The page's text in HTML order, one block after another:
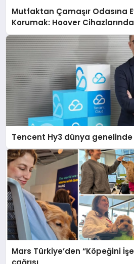
Mutfaktan Çamaşır Odasına
Korumak: Hoover
Destek Deneyimi
Tencent Hy3 dünya
Mars Türkiye’den “Köpeğini